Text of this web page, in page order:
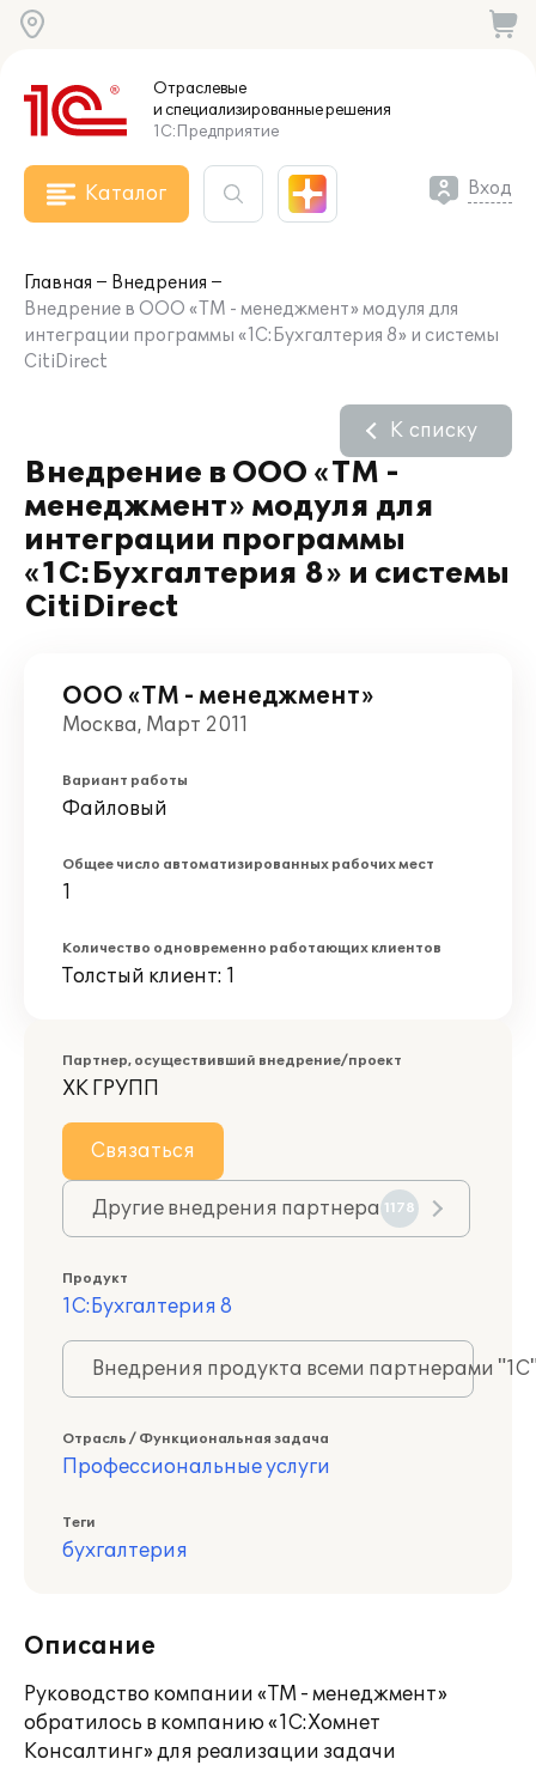
Отраслевые
и специализированныерешения
1С:Предприятие
Каталог Вход
Главная
Внедрения
Внедрение в ООО «ТМ - менеджмент» модуля для
интеграции программы «1С:Бухгалтерия 8» и системы
CitiDirect
Внедрение в ООО «ТМ -
менеджмент» модуля для
интеграции программы
«1С:Бухгалтерия 8» и системы
CitiDirect
К списку
ООО «ТМ - менеджмент»
Москва, Март 2011
Вариант работы
Файловый
Общее число автоматизированных рабочих мест
1
Количество одновременно работающих клиентов
Толстый клиент: 1
Партнер, осуществивший внедрение/проект
ХК ГРУПП
Связаться
Другие внедрения партнера 1178
Продукт
1С:Бухгалтерия 8
Внедрения продукта всеми партнерами
Отрасль / Функциональная задача
Профессиональные услуги
Теги
бухгалтерия
Описание
Руководство компании «ТМ - менеджмент»
обратилось в компанию «1С:Хомнет
Консалтинг» для реализации задачи